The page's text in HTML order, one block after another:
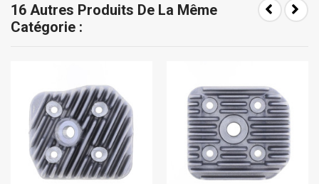
16 Autres Produits De La Même
Catégorie :